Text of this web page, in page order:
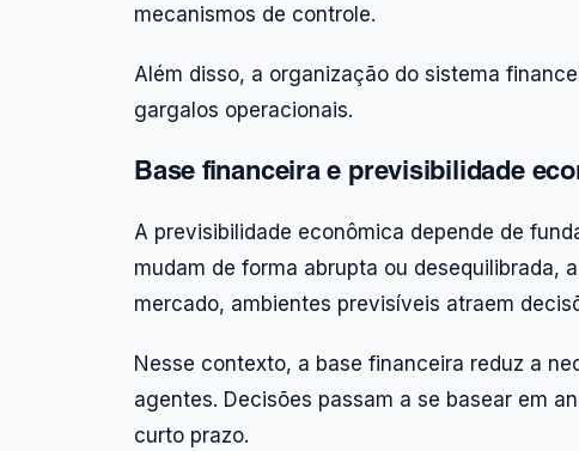
mecanismos de controle.
Além disso, a organização do sistema
gargalos operacionais.
Base financeira e previsibilidade
A previsibilidade econômica depende de
mudam de forma abrupta ou desequilibrada,
mercado, ambientes previsíveis atraem
Nesse contexto, a base financeira reduz a
agentes. Decisões passam a se basear em
curto prazo.